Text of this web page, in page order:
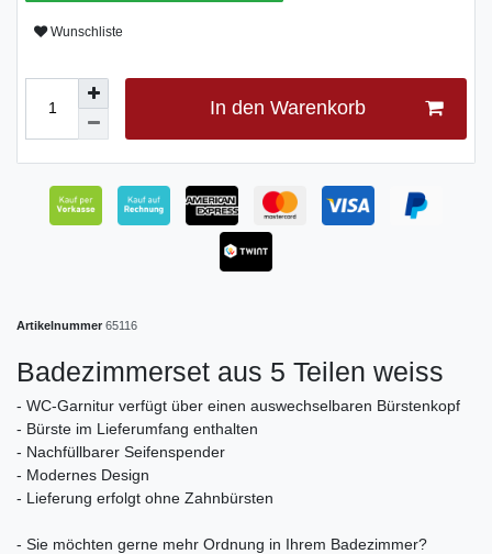
Wunschliste
In den Warenkorb
Artikelnummer 65116
Badezimmerset aus 5 Teilen weiss
- WC-Garnitur verfügt über einen auswechselbaren Bürstenkopf
- Bürste im Lieferumfang enthalten
- Nachfüllbarer Seifenspender
- Modernes Design
- Lieferung erfolgt ohne Zahnbürsten
- Sie möchten gerne mehr Ordnung in Ihrem Badezimmer?